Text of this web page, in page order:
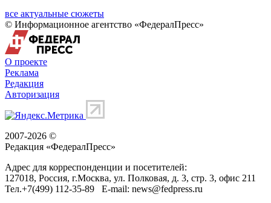
все актуальные сюжеты
© Информационное агентство «ФедералПресс»
О проекте
Реклама
Редакция
Авторизация
2007-2026 ©
Редакция «ФедералПресс»
Адрес для корреспонденции и посетителей:
127018, Россия, г.Москва, ул. Полковая, д. 3, стр. 3, офис 211
Тел.+7(499) 112-35-89 E-mail: news@fedpress.ru